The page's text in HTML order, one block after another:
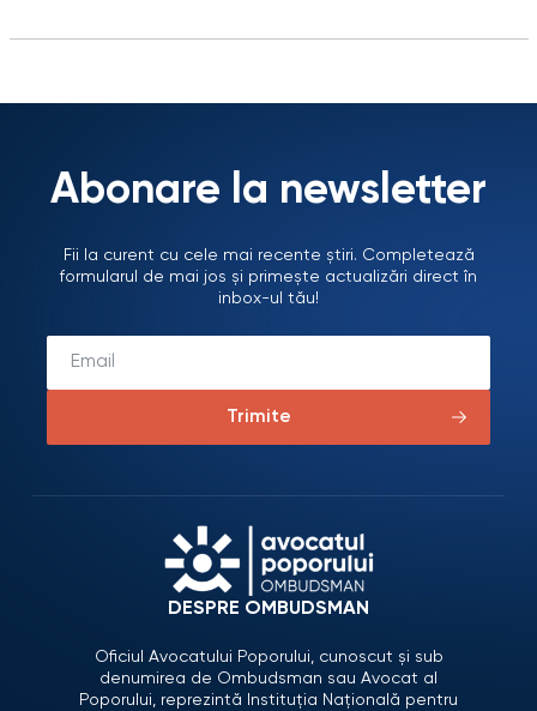
Abonare la newsletter
Fii la curent cu cele mai recente știri. Completează
formularul de mai jos și primește actualizări direct în
inbox-ul tău!
Trimite
DESPRE OMBUDSMAN
Oficiul Avocatului Poporului, cunoscut și sub
denumirea de Ombudsman sau Avocat al
Poporului, reprezintă Instituția Națională pentru